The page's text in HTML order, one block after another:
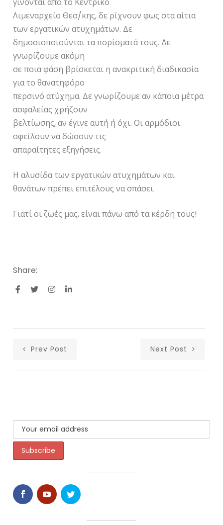
Λιμεναρχείο Θεσ/κης, δε ρίχνουν φως στα αίτια
των εργατικών ατυχημάτων. Δε
δημοσιοποιούνται τα πορίσματά τους. Δε
γνωρίζουμε ακόμη
σε ποια φάση βρίσκεται η ανακριτική διαδικασία
για το θανατηφόρο
περσινό ατύχημα. Δε γνωρίζουμε αν κάποια μέτρα
ασφαλείας χρήζουν
βελτίωσης, αν έγινε αυτή ή όχι. Οι αρμόδιοι
οφείλουν να δώσουν τις
απαραίτητες εξηγήσεις.
Η αλυσίδα των εργατικών ατυχημάτων και
θανάτων πρέπει επιτέλους να σπάσει.
Γιατί οι ζωές μας, είναι πάνω από τα κέρδη τους!
Share:
Prev Post Next Post